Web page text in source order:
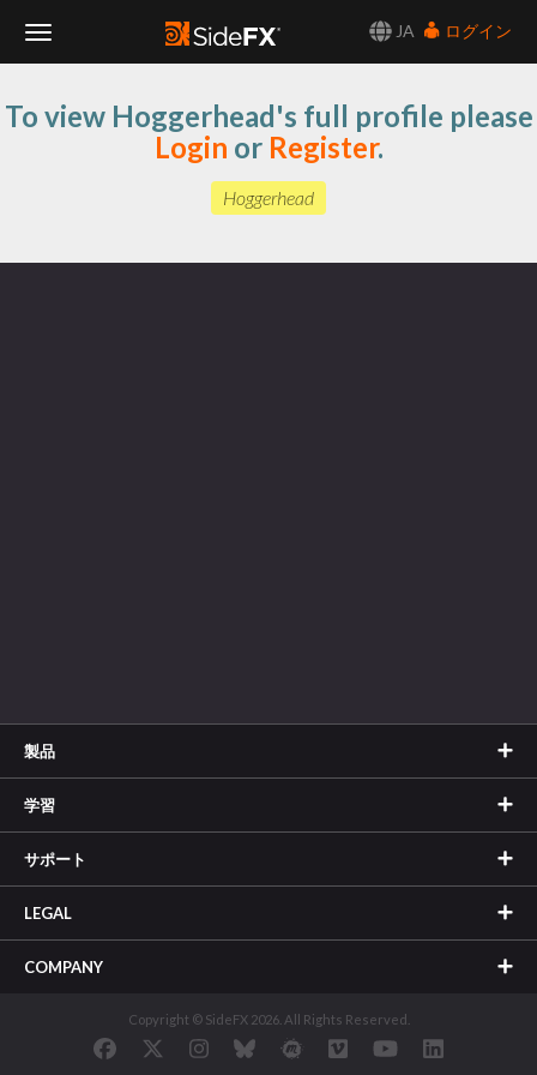
JA
ログイン
Navigation
To view Hoggerhead's full profile please
Login or Register.
Hoggerhead
製品
学習
サポート
LEGAL
COMPANY
Copyright © SideFX 2026. All Rights Reserved.